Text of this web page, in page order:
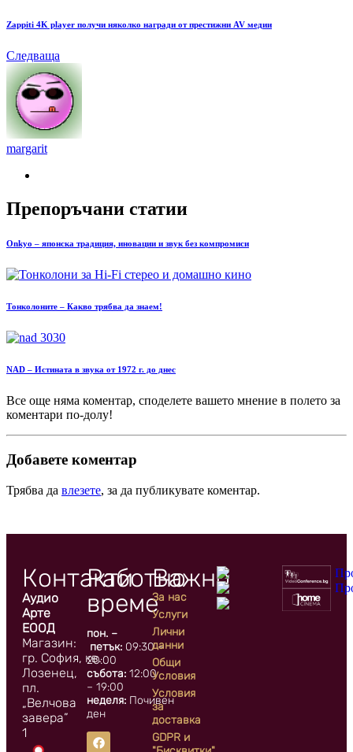
Zappiti 4K player получи няколко награди от престижни AV медии
Следваща
margarit
Препоръчани статии
Onkyo – японска традиция, иновации и звук без компромиси
Тонколоните – Какво трябва да знаем!
NAD – Истината в звука от 1972 г. до днес
Все още няма коментар, споделете вашето мнение в полето за
коментари по-долу!
Добавете коментар
Трябва да влезете, за да публикувате коментар.
Контакти
Аудио
Арте
ЕООД
Магазин:
гр. София, кв.
Лозенец,
пл.
„Велчова
завера”
1
Работно
време
пон. –
петък: 09:30 –
20:00
събота: 12:00
– 19:00
неделя: Почивен
ден
Важно
За нас
Услуги
Лични
данни
Общи
Условия
Условия
за
доставка
GDPR и